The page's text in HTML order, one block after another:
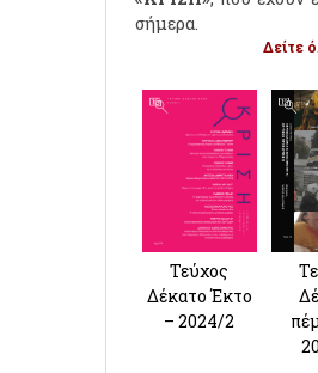
σήμερα.
Δείτε
Τεύχος
Δέκατο Έκτο
– 2024/2